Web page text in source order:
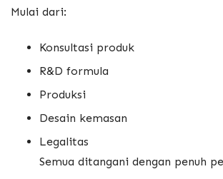
Mulai dari:
Konsultasi produk
R&D formula
Produksi
Desain kemasan
Legalitas
Semua ditangani dengan penuh